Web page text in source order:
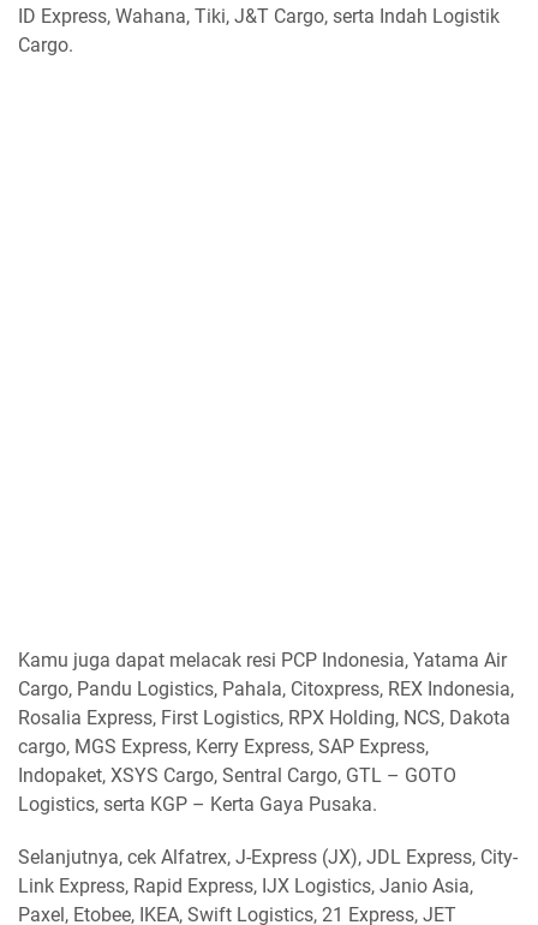
ID Express, Wahana, Tiki, J&T Cargo, serta Indah Logistik
Cargo.
Kamu juga dapat melacak resi PCP Indonesia, Yatama Air
Cargo, Pandu Logistics, Pahala, Citoxpress, REX Indonesia,
Rosalia Express, First Logistics, RPX Holding, NCS, Dakota
cargo, MGS Express, Kerry Express, SAP Express,
Indopaket, XSYS Cargo, Sentral Cargo, GTL – GOTO
Logistics, serta KGP – Kerta Gaya Pusaka.
Selanjutnya, cek Alfatrex, J-Express (JX), JDL Express, City-
Link Express, Rapid Express, IJX Logistics, Janio Asia,
Paxel, Etobee, IKEA, Swift Logistics, 21 Express, JET